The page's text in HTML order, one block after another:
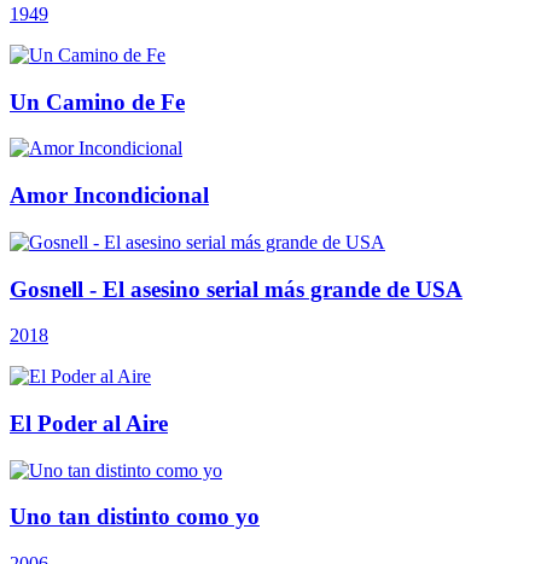
1949
Un Camino de Fe
Amor Incondicional
Gosnell - El asesino serial más grande de USA
2018
El Poder al Aire
Uno tan distinto como yo